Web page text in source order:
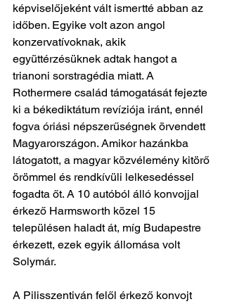
képviselőjeként vált ismertté abban az
időben. Egyike volt azon angol
konzervatívoknak, akik
együttérzésüknek adtak hangot a
trianoni sorstragédia miatt. A
Rothermere család támogatását fejezte
ki a békediktátum revíziója iránt, ennél
fogva óriási népszerűségnek örvendett
Magyarországon. Amikor hazánkba
látogatott, a magyar közvélemény kitörő
örömmel és rendkívüli lelkesedéssel
fogadta őt. A 10 autóból álló konvojjal
érkező Harmsworth közel 15
településen haladt át, míg Budapestre
érkezett, ezek egyik állomása volt
Solymár.
A Pilisszentiván felől érkező konvojt